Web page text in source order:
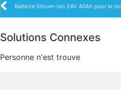
Batterie lithium-ion 24V 40Ah pour le
Solutions Connexes
Personne n'est trouve